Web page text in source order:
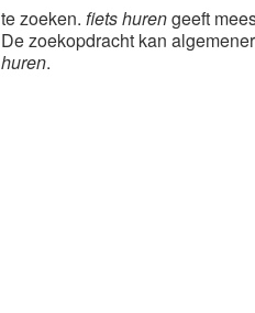
te zoeken. fiets hurengeeft
De zoekopdracht kan
huren.